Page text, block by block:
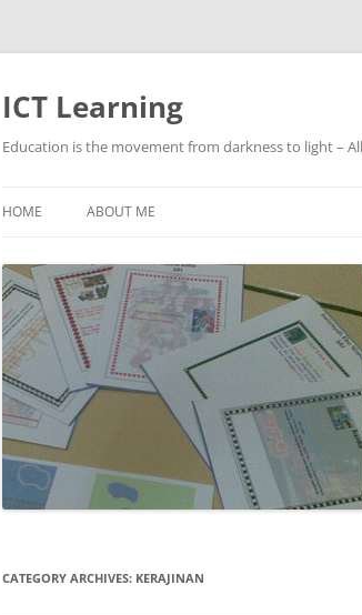
Skip
ICT Learning
Education is the movement from darkness to light –
HOME ABOUT ME
CATEGORY ARCHIVES: KERAJINAN